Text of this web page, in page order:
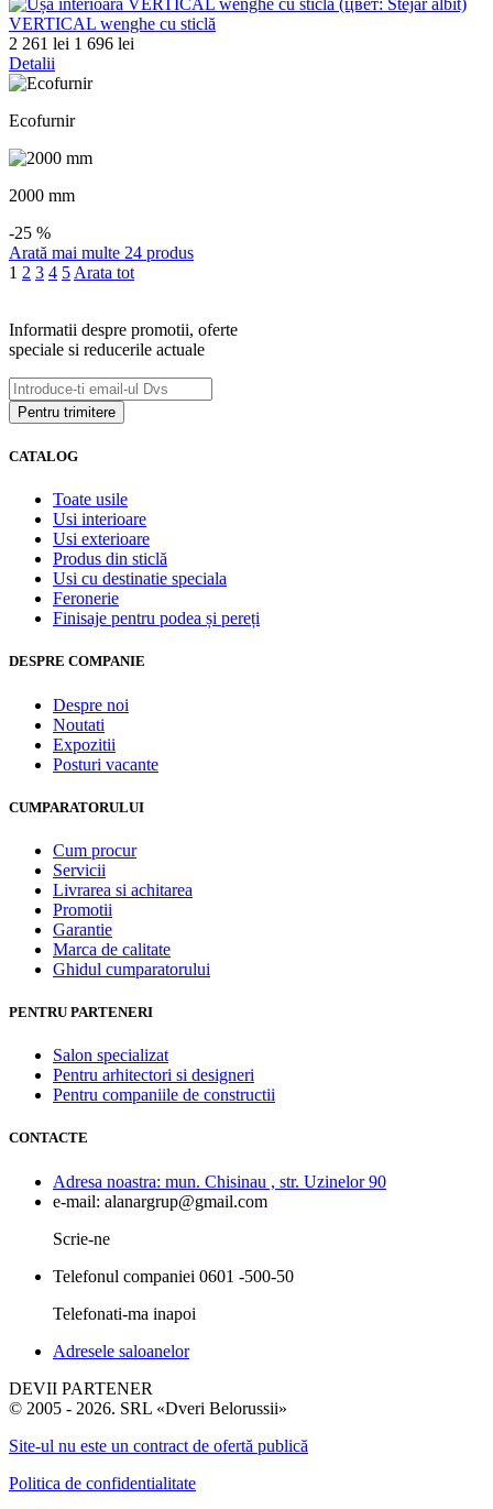
VERTICAL wenghe cu sticlă
2 261 lei 1 696 lei
Detalii
Ecofurnir
2000 mm
-25 %
Arată mai multe 24 produs
1 2 3 4 5 Arata tot
Informatii despre promotii, oferte
speciale si reducerile actuale
CATALOG
Toate usile
Usi interioare
Usi exterioare
Produs din sticlă
Usi cu destinatie speciala
Feronerie
Finisaje pentru podea și pereți
DESPRE COMPANIE
Despre noi
Noutati
Expozitii
Posturi vacante
CUMPARATORULUI
Cum procur
Servicii
Livrarea si achitarea
Promotii
Garantie
Marca de calitate
Ghidul cumparatorului
PENTRU PARTENERI
Salon specializat
Pentru arhitectori si designeri
Pentru companiile de constructii
CONTACTE
Adresa noastra: mun. Chisinau , str. Uzinelor 90
e-mail: alanargrup@gmail.com
Scrie-ne
Telefonul companiei 0601 -500-50
Telefonati-ma inapoi
Adresele saloanelor
DEVII PARTENER
© 2005 - 2026. SRL «Dveri Belorussii»
Site-ul nu este un contract de ofertă publică
Politica de confidentialitate